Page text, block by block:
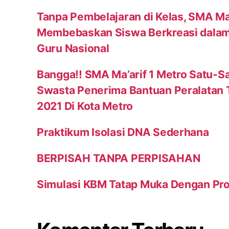
Tanpa Pembelajaran di Kelas, SMA
Membebaskan Siswa Berkreasi
Guru Nasional
Bangga!! SMA Ma’arif 1 Metro Satu-
Swasta Penerima Bantuan Peralatan
2021 Di Kota Metro
Praktikum Isolasi DNA Sederhana
BERPISAH TANPA PERPISAHAN
Simulasi KBM Tatap Muka Dengan